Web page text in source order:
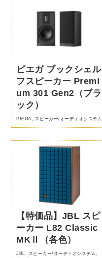
ピエガ ブックシェル
フスピーカー Premi
um 301 Gen2（ブラ
ック）
PIEGA, スピーカー/オーディオシステム
【特価品】JBL スピ
ーカー L82 Classic
MKⅡ（各色）
JBL, スピーカー/オーディオシステム,